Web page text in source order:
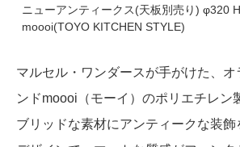
ニューアンティークス(天板別売り) φ320
moooi(TOYO KITCHEN STYLE)
マルセル・ワンダースが手がけた、オ
ンドmoooi（モーイ）のポリエチレン
ブリッドな素材にアンティークな装